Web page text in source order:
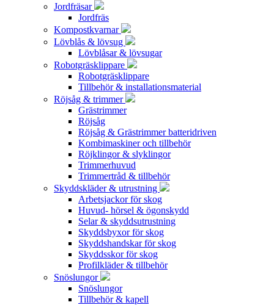
Jordfräsar
Jordfräs
Kompostkvarnar
Lövblås & lövsug
Lövblåsar & lövsugar
Robotgräsklippare
Robotgräsklippare
Tillbehör & installationsmaterial
Röjsåg & trimmer
Grästrimmer
Röjsåg
Röjsåg & Grästrimmer batteridriven
Kombimaskiner och tillbehör
Röjklingor & slyklingor
Trimmerhuvud
Trimmertråd & tillbehör
Skyddskläder & utrustning
Arbetsjackor för skog
Huvud- hörsel & ögonskydd
Selar & skyddsutrustning
Skyddsbyxor för skog
Skyddshandskar för skog
Skyddsskor för skog
Profilkläder & tillbehör
Snöslungor
Snöslungor
Tillbehör & kapell